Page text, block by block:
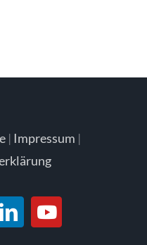
| Impressum |
LinkedInYouTube